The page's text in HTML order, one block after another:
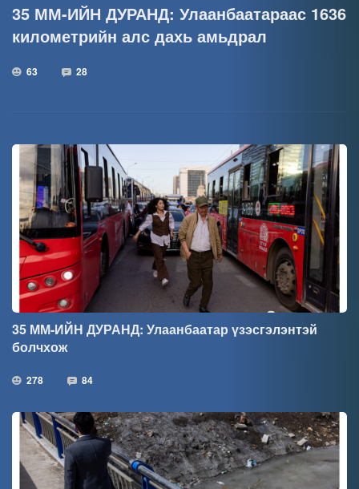
35 ММ-ИЙН ДУРАНД: Улаанбаатараас 1636
километрийн алс дахь амьдрал
63 28
35 ММ-ИЙН ДУРАНД: Улаанбаатар үзэсгэлэнтэй
болчхож
278 84